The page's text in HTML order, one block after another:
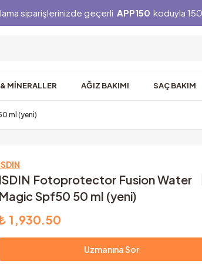
siparişlerinizde geçerli APP150 koduyla
MİNERALLER AĞIZ BAKIMI SAÇ BAKIM
ml (yeni)
ISDIN Fotoprotector Fusion Water
Magic Spf50 50 ml (yeni)
1,930.50
Uzmanına Sor